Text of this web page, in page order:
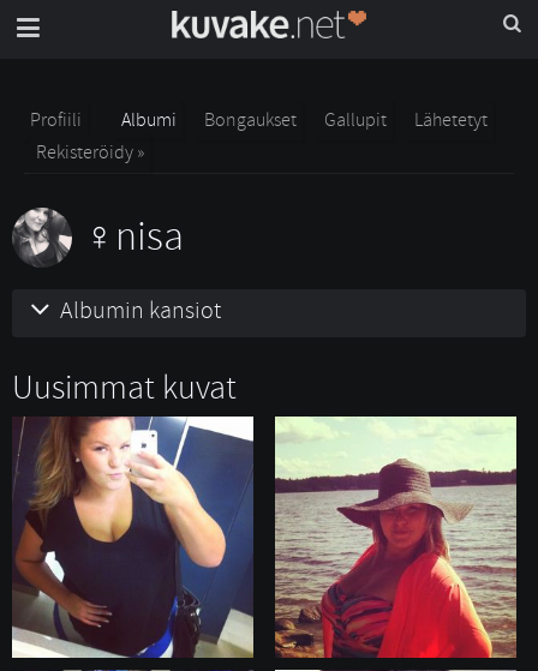
Profiili Albumi Bongaukset Gallupit
Lähetetyt
Rekisteröidy »
nisa
Albumin kansiot
Uusimmat kuvat